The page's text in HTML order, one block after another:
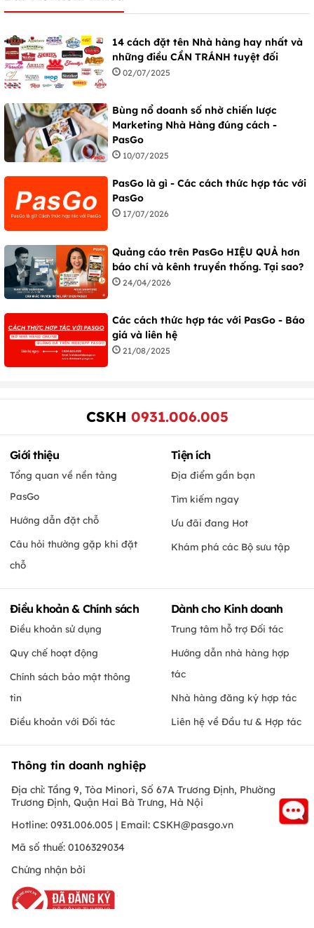
14 cách đặt tên Nhà hàng hay nhất và
những điều CẦN TRÁNH tuyệt đối
02/07/2025
Bùng nổ doanh số nhờ chiến lược
Marketing Nhà Hàng đúng cách -
PasGo
10/07/2025
PasGo là gì - Các cách thức hợp tác với
PasGo
17/07/2026
Quảng cáo trên PasGo HIỆU QUẢ hơn
báo chí và kênh truyền thống. Tại sao?
24/04/2026
Các cách thức hợp tác với PasGo - Báo
giá và liên hệ
21/08/2025
CSKH 0931.006.005
Giới thiệu
Tổng quan về nền tảng
PasGo
Hướng dẫn đặt chỗ
Câu hỏi thường gặp khi đặt
chỗ
Tiện ích
Địa điểm gần bạn
Tìm kiếm ngay
Ưu đãi đang Hot
Khám phá các Bộ sưu tập
Điều khoản & Chính sách
Điều khoản sử dụng
Quy chế hoạt động
Chính sách bảo mật thông
tin
Điều khoản với Đối tác
Dành cho Kinh doanh
Trung tâm hỗ trợ Đối tác
Hướng dẫn nhà hàng hợp
tác
Nhà hàng đăng ký hợp tác
Liên hệ về Đầu tư & Hợp tác
Thông tin doanh nghiệp
Địa chỉ: Tầng 9, Tòa Minori, Số 67A Trương Định, Phường
Trương Định, Quận Hai Bà Trưng, Hà Nội
Hotline: 0931.006.005 | Email: CSKH@pasgo.vn
Mã số thuế: 0106329034
Chứng nhận bởi